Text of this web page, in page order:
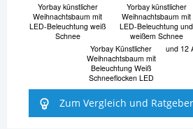
Yorbay künstlicher
Weihnachtsbaum mit
LED-Beleuchtung weiß
Schnee
Yorbay künstlicher
Weihnachtsbaum mit
LED-Beleuchtung und
weißem Schnee
Yorbay Künstlicher
Weihnachtsbaum mit
Beleuchtung Weiß
Schneeflocken LED
und 12
Zum Vergleich und Ratgeber